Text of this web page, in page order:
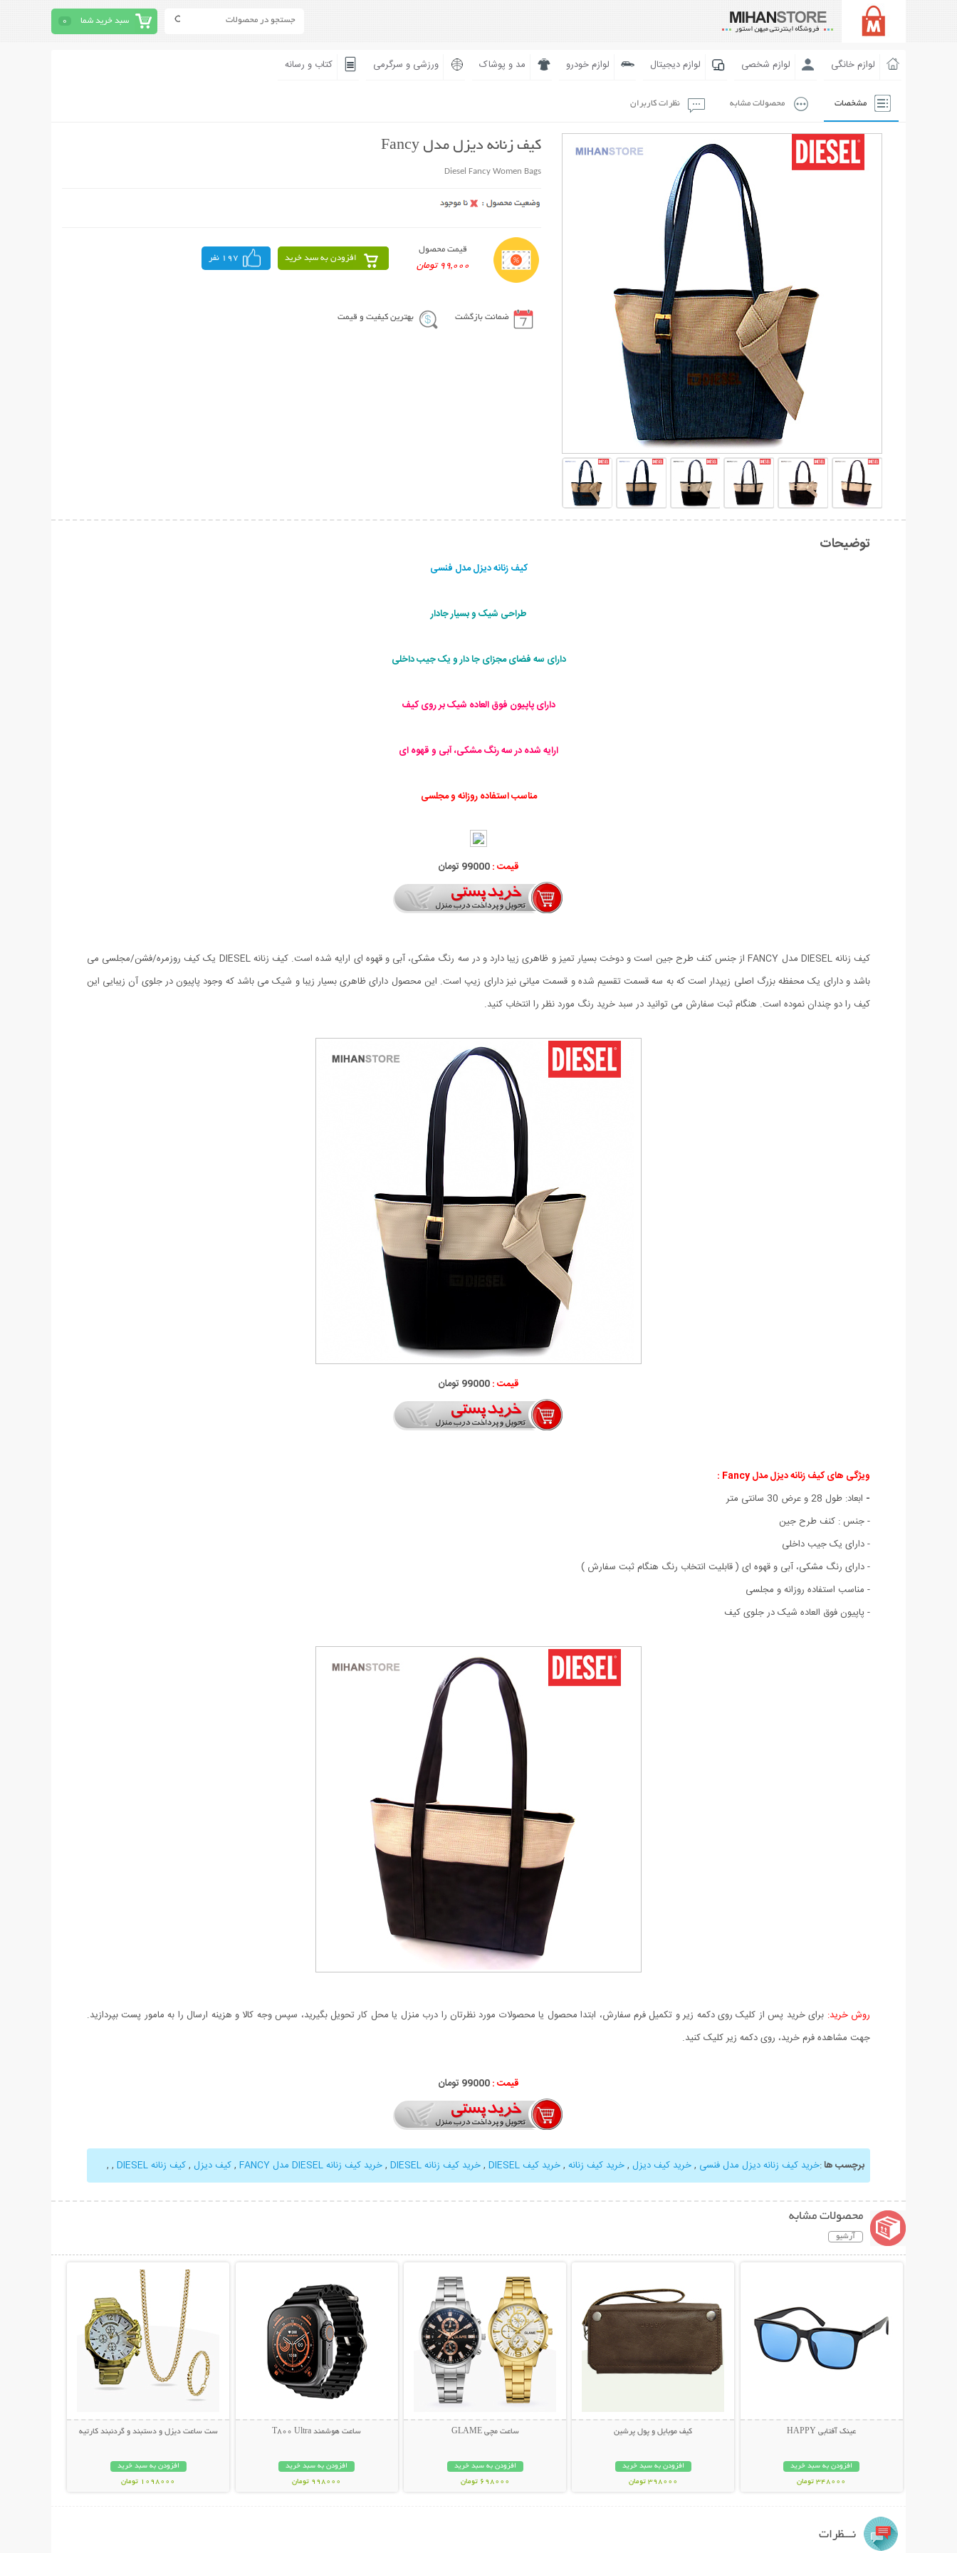
سبد خرید شما 0
لوازم خانگی لوازم شخصی لوازم دیجیتال لوازم خودرو مد و پوشاک ورزشی و سرگرمی کتاب و رسانه
مشخصات محصولات مشابه نظرات کاربران
کیف زنانه دیزل مدل Fancy
Diesel Fancy Women Bags
قیمت محصول
99,000 تومان
افزودن به سبد خرید 197 نفر
ضمانت بازگشت بهترین کیفیت و قیمت
توضیحات
کیف زنانه دیزل مدل فنسی
طراحی شیک و بسیار جادار
دارای سه فضای مجزای جا دار و یک جیب داخلی
دارای پاپیون فوق العاده شیک بر روی کیف
ارایه شده در سه رنگ مشکی،آبی و قهوه ای
مناسب استفاده روزانه و مجلسی
قیمت :99000 تومان
کیف زنانه DIESEL مدل FANCY از جنس کنف طرح جین است و دوخت بسیار تمیز و ظاهری زیبا دارد و در سه رنگ مشکی، آبی و قهوه ای ارایه شده است. کیف زنانه DIESEL یک کیف روزمره/فشن/مجلسی می
باشد و دارای یک محفظه بزرگ اصلی زیپدار است که به سه قسمت تقسیم شده و قسمت میانی نیز دارای زیپ است. این محصول دارای ظاهری بسیار زیبا و شیک می باشد که وجود پاپیون در جلوی آن زیبایی این
کیف را دو چندان نموده است. هنگام ثبت سفارش می توانید در سبد خرید رنگ مورد نظر را انتخاب کنید.
قیمت :99000 تومان
ویژگی های کیف زنانه دیزل مدل Fancy :
- ابعاد: طول 28 و عرض 30 سانتی متر
- جنس : کنف طرح جین
- دارای یک جیب داخلی
- دارای رنگ مشکی، آبی و قهوه ای ( قابلیت انتخاب رنگ هنگام ثبت سفارش )
- مناسب استفاده روزانه و مجلسی
- پاپیون فوق العاده شیک در جلوی کیف
روش خرید: برای خرید پس از کلیک روی دکمه زیر و تکمیل فرم سفارش، ابتدا محصول یا محصولات مورد نظرتان را درب منزل یا محل کار تحویل بگیرید، سپس وجه کالا و هزینه ارسال را به مامور پست بپردازید.
جهت مشاهده فرم خرید، روی دکمه زیر کلیک کنید.
قیمت :99000 تومان
برچسب ها:خرید کیف زنانه دیزل مدل فنسی ,خرید کیف دیزل ,خرید کیف زنانه ,خرید کیف DIESEL ,خرید کیف زنانه DIESEL ,خرید کیف زنانه DIESEL مدل FANCY ,کیف دیزل ,کیف زنانه DIESEL ,
,
محصولات مشابه
آرشیو
عینک آفتابی HAPPY
افزودن به سبد خرید
348000 تومان
کیف موبایل و پول پرشین
افزودن به سبد خرید
398000 تومان
ساعت مچی GLAME
افزودن به سبد خرید
698000 تومان
ساعت هوشمند T800 Ultra
افزودن به سبد خرید
998000 تومان
ست ساعت دیزل و دستبند و گردنبند کارتیه
افزودن به سبد خرید
1098000 تومان
نـــظرات